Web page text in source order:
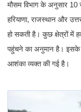
मौसम विभाग के अनुसार 10
हरियाणा, राजस्थान और
हो सकती है। कुछ क्षेत्रों में
पहुंचने का अनुमान है। इसके
आशंका व्यक्त की गई है।